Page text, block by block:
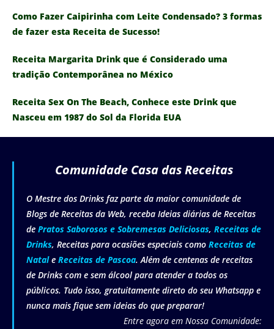
Como Fazer Caipirinha com Leite Condensado? 3 formas
de fazer esta Receita de Sucesso!
Receita Margarita Drink que é Considerado uma
tradição Contemporânea no México
Receita Sex On The Beach, Conhece este Drink que
Nasceu em 1987 do Sol da Florida EUA
Comunidade Casa das Receitas
O Mestre dos Drinks faz parte da maior comunidade de
Blogs de Receitas da Web, receba Ideias diárias de Receitas
de Pratos Saborosos e Sobremesas Deliciosas, Receitas de
Drinks, Receitas para ocasiões especiais como Receitas de
Natale Receitas de Pascoa. Além de centenas de receitas
de Drinks com e sem álcool para atender a todos os
públicos. Tudo isso, gratuitamente direto do seu Whatsapp e
nunca mais fique sem ideias do que preparar!
Entre agora em Nossa Comunidade: